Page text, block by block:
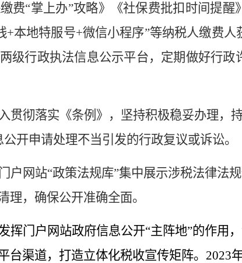
费“掌上办”攻略》《社保费批扣时间提
+本地特服号+微信小程序”等纳税人缴费人
级行政执法信息公示平台，定期做好行
贯彻落实《条例》， 坚持积极稳妥办理，
开申请处理不当引发的行政复议或诉讼。
户网站“政策法规库”集中展示涉税法律法
理，确保公开准确全面。
挥门户网站政府信息公开“主阵地”的作用
台渠道，打造立体化税收宣传矩阵。 2023